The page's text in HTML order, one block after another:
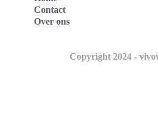
Contact
Over ons
Copyright 2024 -